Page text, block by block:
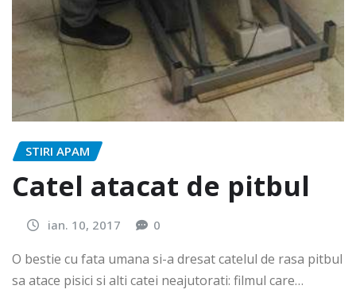
STIRI APAM
Catel atacat de pitbul
ian. 10, 2017 0
O bestie cu fata umana si-a dresat catelul de rasa pitbul
sa atace pisici si alti catei neajutorati: filmul care…